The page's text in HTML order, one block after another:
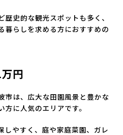
史的な観光スポットも多く、
暮らしを求める方におすすめの
円
市は、広大な田園風景と豊かな
に人気のエリアです。
しやすく、庭や家庭菜園、ガレ